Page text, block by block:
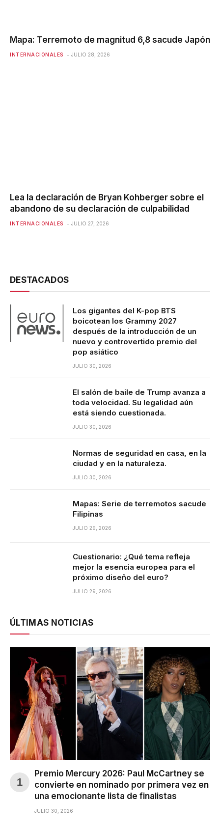
Mapa: Terremoto de magnitud 6,8 ​​sacude Japón
INTERNACIONALES JULIO 28, 2026
Lea la declaración de Bryan Kohberger sobre el
abandono de su declaración de culpabilidad
INTERNACIONALES JULIO 27, 2026
DESTACADOS
Los gigantes del K-pop BTS
boicotean los Grammy 2027
después de la introducción de un
nuevo y controvertido premio del
pop asiático
JULIO 30, 2026
El salón de baile de Trump avanza a
toda velocidad. Su legalidad aún
está siendo cuestionada.
JULIO 30, 2026
Normas de seguridad en casa, en la
ciudad y en la naturaleza.
JULIO 30, 2026
Mapas: Serie de terremotos sacude
Filipinas
JULIO 29, 2026
Cuestionario: ¿Qué tema refleja
mejor la esencia europea para el
próximo diseño del euro?
JULIO 29, 2026
ÚLTIMAS NOTICIAS
Premio Mercury 2026: Paul McCartney se
convierte en nominado por primera vez en
una emocionante lista de finalistas
JULIO 30, 2026